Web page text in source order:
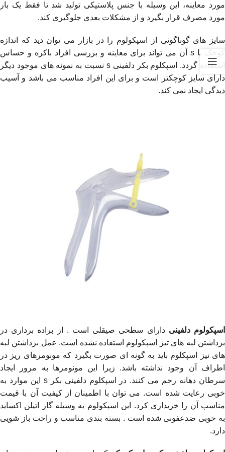
مورد معاینه، این وسیله با جنس پلاستیکی تولید شد تا فقط یک بار
مورد مصرف قرار بگیرد و از مشکلات بعدی جلوگیری کند.
سایز های گوناگونی از اسپکولوم را در بازار می توان دید که اندازه
کوچک یا sآن می تواند برای معاینه و بررسی افراد باکره و حساس
استفاده گردد. اسپکلوم بکر دلفینیs نسبت به نمونه های موجود دیگر
دارای سایز کوچکتر است و برای این افراد مناسب می باشد و آسیب
دیدگی ایجاد نمی کند.
اسپکولوم دلفینی دارای سطحی صیقلی است . از براده برداری در
برداشتن لبه های تیز اسپکولوم استفاده نشده است. عمل برداشتن لبه
های تیز اسپکلوم باید به گونه ای صورت بگیرد که مونومرهای ریز در
اطراف آن وجود نداشته باشد. زیرا این مونومرها به مرور ایجاد
سرطان دهانه رحم می کنند. در اسپکلوم دلفینی بکرs این موارد به
خوبی رعایت شده است. می توان با اطمینان از کیفیت آن با قیمت
مناسب آن را خریداری کرد. این اسپکولوم به وسیله گاز اتیلن اکساید
به خوبی ضدعفونی شده است . بسته بندی مناسب و راحت باز شویی
دارد.